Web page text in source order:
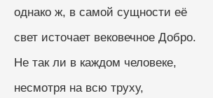
однако ж, в самой сущности её
свет источает вековечное Добро.
Не так ли в каждом человеке,
несмотря на всю труху,